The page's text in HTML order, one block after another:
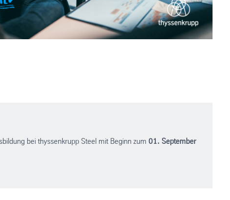
bei thyssenkrupp Steel mit Beginn zum 01. September